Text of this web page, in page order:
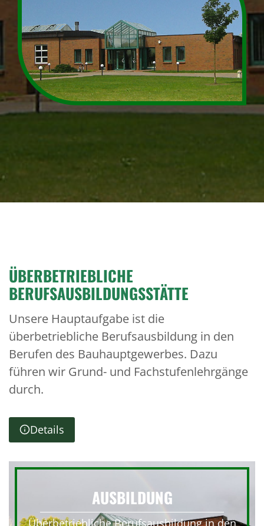
ÜBERBETRIEBLICHE
BERUFSAUSBILDUNGSSTÄTTE
Unsere Hauptaufgabe ist die
überbetriebliche Berufsausbildung in den
Berufen des Bauhauptgewerbes. Dazu
führen wir Grund- und Fachstufenlehrgänge
durch.
Details
AUSBILDUNG
Überbetriebliche Berufsausbildung in den